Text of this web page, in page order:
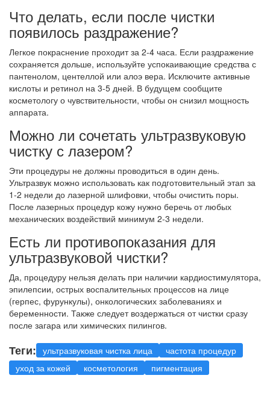
Что делать, если после чистки
появилось раздражение?
Легкое покраснение проходит за 2-4 часа. Если раздражение
сохраняется дольше, используйте успокаивающие средства с
пантенолом, центеллой или алоэ вера. Исключите активные
кислоты и ретинол на 3-5 дней. В будущем сообщите
косметологу о чувствительности, чтобы он снизил мощность
аппарата.
Можно ли сочетать ультразвуковую
чистку с лазером?
Эти процедуры не должны проводиться в один день.
Ультразвук можно использовать как подготовительный этап за
1-2 недели до лазерной шлифовки, чтобы очистить поры.
После лазерных процедур кожу нужно беречь от любых
механических воздействий минимум 2-3 недели.
Есть ли противопоказания для
ультразвуковой чистки?
Да, процедуру нельзя делать при наличии кардиостимулятора,
эпилепсии, острых воспалительных процессов на лице
(герпес, фурункулы), онкологических заболеваниях и
беременности. Также следует воздержаться от чистки сразу
после загара или химических пилингов.
Теги: ультразвуковая чистка лица
частота процедур
уход за кожей
косметология пигментация